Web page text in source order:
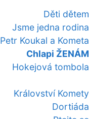
Děti dětem
Jsme jedna rodina
Petr Koukal a Kometa
Chlapi ŽENÁM
Hokejová tombola
Království Komety
Dortiáda